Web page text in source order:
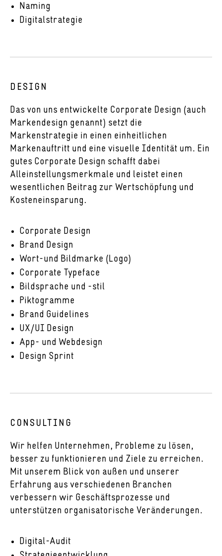
Naming
Digitalstrategie
DESIGN
Das von uns entwickelte Corporate Design (auch
Markendesign genannt) setzt die
Markenstrategie in einen einheitlichen
Markenauftritt und eine visuelle Identität um. Ein
gutes Corporate Design schafft dabei
Alleinstellungsmerkmale und leistet einen
wesentlichen Beitrag zur Wertschöpfung und
Kosteneinsparung.
Corporate Design
Brand Design
Wort-und Bildmarke (Logo)
Corporate Typeface
Bildsprache und -stil
Piktogramme
Brand Guidelines
UX/UI Design
App- und Webdesign
Design Sprint
CONSULTING
Wir helfen Unternehmen, Probleme zu lösen,
besser zu funktionieren und Ziele zu erreichen.
Mit unserem Blick von außen und unserer
Erfahrung aus verschiedenen Branchen
verbessern wir Geschäftsprozesse und
unterstützen organisatorische Veränderungen.
Digital-Audit